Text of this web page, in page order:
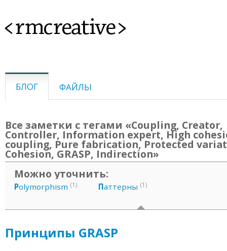
<rmcreative>
БЛОГ ФАЙЛЫ
Все заметки с тегами «Coupling, Creator,
Controller, Information expert, High
coupling, Pure fabrication, Protected
Cohesion, GRASP, Indirection»
Можно уточнить:
Polymorphism (1) Паттерны (1)
Принципы GRASP